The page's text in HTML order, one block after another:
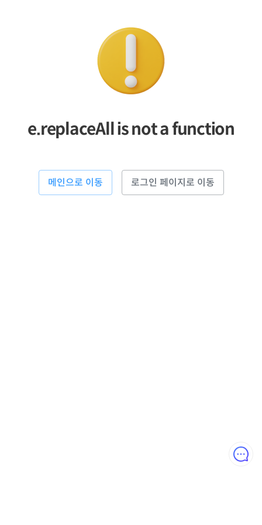
e.replaceAll is not a function
메인으로 이동 로그인 페이지로 이동